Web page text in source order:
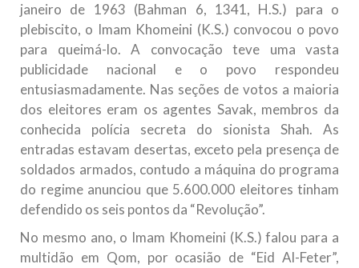
janeiro de 1963 (Bahman 6, 1341, H.S.) para o
plebiscito, o Imam Khomeini (K.S.) convocou o povo
para queimá-lo. A convocação teve uma vasta
publicidade nacional e o povo respondeu
entusiasmadamente. Nas seções de votos a maioria
dos eleitores eram os agentes Savak, membros da
conhecida polícia secreta do sionista Shah. As
entradas estavam desertas, exceto pela presença de
soldados armados, contudo a máquina do programa
do regime anunciou que 5.600.000 eleitores tinham
defendido os seis pontos da “Revolução”.
No mesmo ano, o Imam Khomeini (K.S.) falou para a
multidão em Qom, por ocasião de “Eid Al-Feter”,